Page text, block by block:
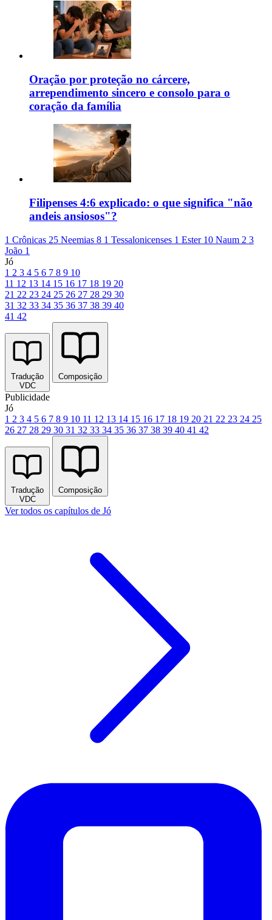
Oração por proteção no cárcere,
arrependimento sincero e consolo para o
coração da família
Filipenses 4:6 explicado: o que significa "não
andeis ansiosos"?
1 Crônicas 25 Neemias 8 1 Tessalonicenses 1 Ester 10 Naum 2 3
João 1
Jó
1 2 3 4 5 6 7 8 9 10
11 12 13 14 15 16 17 18 19 20
21 22 23 24 25 26 27 28 29 30
31 32 33 34 35 36 37 38 39 40
41 42
Tradução
VDC
Composição
Publicidade
Jó
1 2 3 4 5 6 7 8 9 10 11 12 13 14 15 16 17 18 19 20 21 22 23 24 25
26 27 28 29 30 31 32 33 34 35 36 37 38 39 40 41 42
Tradução
VDC
Composição
Ver todos os capítulos de Jó